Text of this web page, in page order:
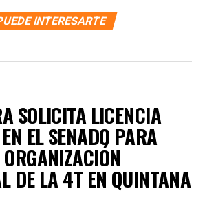
INTERESARTE
SOLICITA LICENCIA
EL SENADO PARA
DE LA 4T EN QUINTANA